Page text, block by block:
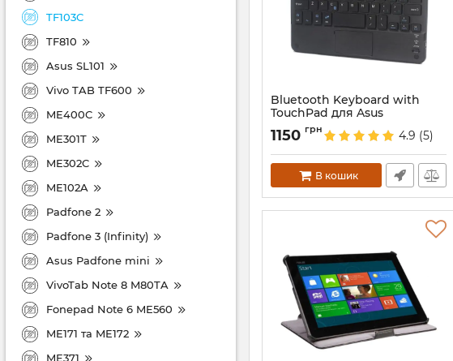
TF103C
TF810
Asus SL101
Vivo TAB TF600
ME400C
ME301T
ME302C
ME102A
Padfone 2
Padfone 3 (Infinity)
Asus Padfone mini
VivoTab Note 8 M80TA
Fonepad Note 6 ME560
ME171 та ME172
ME371
Bluetooth Keyboard with
TouchPad для Asus
Transformer
Артикул: 2006
1150 грн 4.9 (5)
В кошик